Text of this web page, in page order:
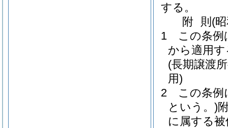
する。
附 則 (
1
この条例
から適用
(長期譲渡
用)
2
この条例
という。)
に属する